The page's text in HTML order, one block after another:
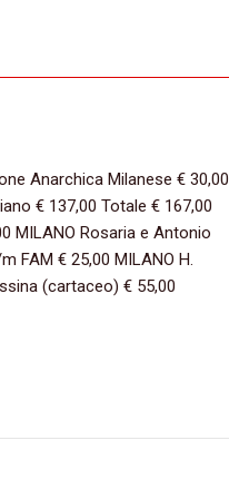
Anarchica Milanese € 30,00
€ 137,00 Totale € 167,00
MILANO Rosaria e Antonio
FAM € 25,00 MILANO H.
(cartaceo) € 55,00